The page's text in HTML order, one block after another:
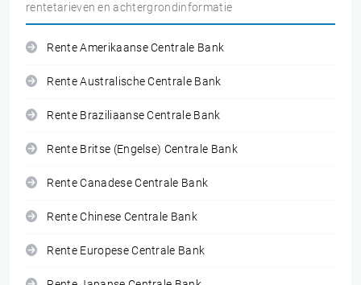
rentetarieven en achtergrondinformatie
Rente Amerikaanse Centrale Bank
Rente Australische Centrale Bank
Rente Braziliaanse Centrale Bank
Rente Britse (Engelse) Centrale Bank
Rente Canadese Centrale Bank
Rente Chinese Centrale Bank
Rente Europese Centrale Bank